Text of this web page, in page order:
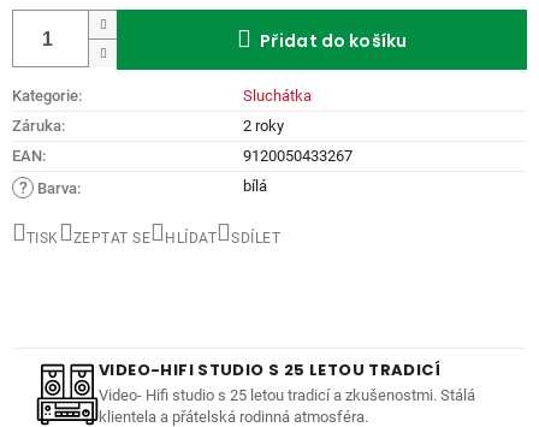
cena:
Kategorie:
Sluchátka
Záruka:
2 roky
EAN: 9120050433267
? Barva: bílá
Přidat do košíku
TISK ZEPTAT SE HLÍDAT SDÍLET
VIDEO-HIFI STUDIO S 25 LETOU TRADICÍ
Video- Hifi studio s 25 letou tradicí a zkušenostmi. Stálá
klientela a přátelská rodinná atmosféra.